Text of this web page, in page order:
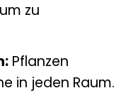
zu
Pflanzen
in jeden Raum.